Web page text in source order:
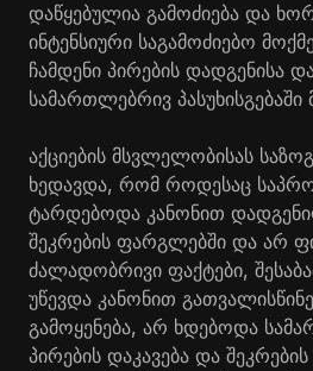
დაწყებულია გამოძიება და
ინტენსიური საგამოძიებო
ჩამდენი პირების დადგენისა
სამართლებრივ პასუხისგებაში
აქციების მსვლელობისას
ხედავდა, რომ როდესაც
ტარდებოდა კანონით
შეკრების ფარგლებში და არ
ძალადობრივი ფაქტები,
უწევდა კანონით
გამოყენება, არ ხდებოდა
პირების დაკავება და